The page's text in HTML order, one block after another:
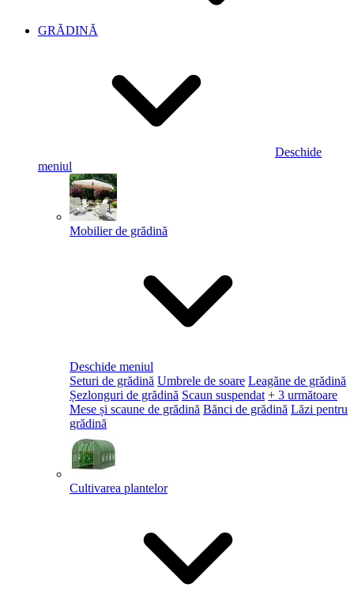
GRĂDINĂ
Deschide
meniul
Mobilier de grădină
Deschide meniul
Seturi de grădină Umbrele de soare Leagăne de grădină
Șezlonguri de grădină Scaun suspendat + 3 următoare
Mese și scaune de grădină Bănci de grădină Lăzi pentru
grădină
Cultivarea plantelor